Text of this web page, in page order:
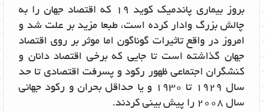
بروز بیماری پاندمیک کوید 19 که اقتصاد جهان را به
چالش بزرگ وادار کرده است، طبعا مزید بر علت شد و
امروز در واقع تاثیرات گوناگون اما موثر بر روی اقتصاد
جهان گذاشته است تا جایی که برخی اقتصاد دانان و
کنشگران اجتماعی ظهور رکود و پسرفت اقتصادی تا حد
سال 1929 تا 1930 و یا حداقل بحران و رکود جهانی
سال 2008 را پیش بینی کردند.